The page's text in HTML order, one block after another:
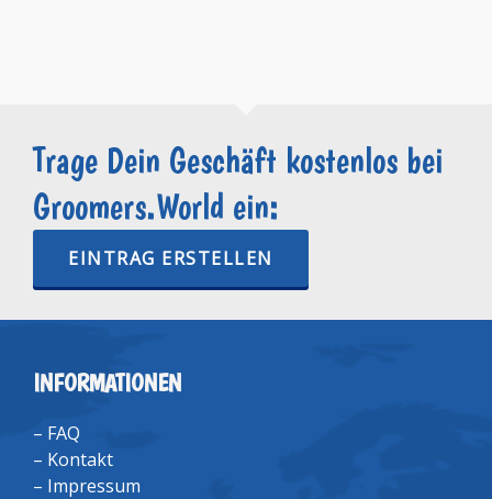
Trage Dein Geschäft kostenlos bei
Groomers.World ein:
EINTRAG ERSTELLEN
INFORMATIONEN
– FAQ
– Kontakt
– Impressum